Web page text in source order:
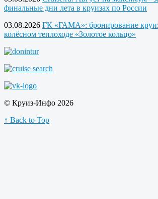
финальные дни лета в круизах по России
03.08.2026 ГК «ГАМА»: бронирование
колёсном теплоходе «Золотое кольцо»
© Круиз-Инфо 2026
↑ Back to Top